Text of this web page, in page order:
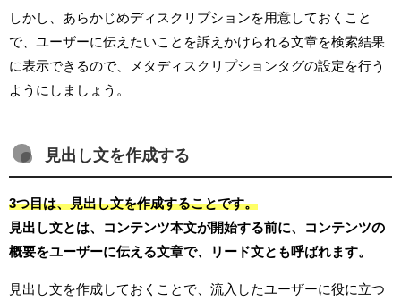
しかし、あらかじめディスクリプションを用意しておくこと
で、ユーザーに伝えたいことを訴えかけられる文章を検索結果
に表示できるので、メタディスクリプションタグの設定を行う
ようにしましょう。
見出し文を作成する
3つ目は、見出し文を作成することです。
見出し文とは、コンテンツ本文が開始する前に、コンテンツの
概要をユーザーに伝える文章で、リード文とも呼ばれます。
見出し文を作成しておくことで、流入したユーザーに役に立つ